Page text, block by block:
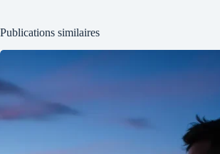
Publications similaires